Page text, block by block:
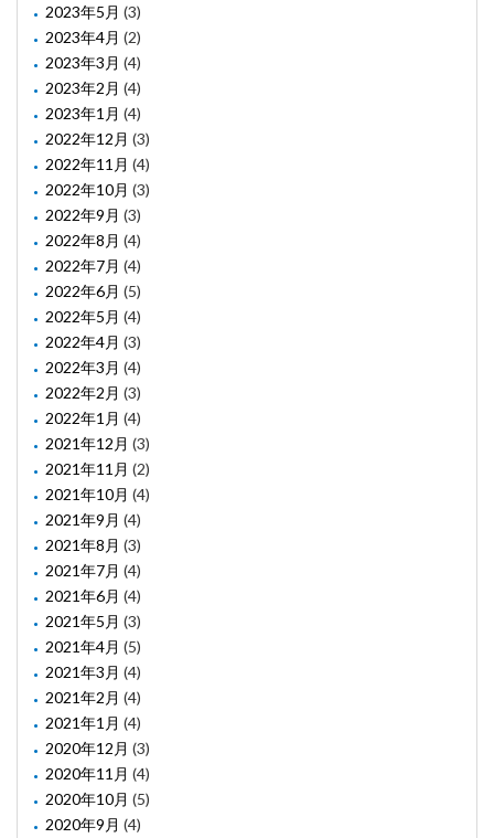
2023年5月 (3)
2023年4月 (2)
2023年3月 (4)
2023年2月 (4)
2023年1月 (4)
2022年12月 (3)
2022年11月 (4)
2022年10月 (3)
2022年9月 (3)
2022年8月 (4)
2022年7月 (4)
2022年6月 (5)
2022年5月 (4)
2022年4月 (3)
2022年3月 (4)
2022年2月 (3)
2022年1月 (4)
2021年12月 (3)
2021年11月 (2)
2021年10月 (4)
2021年9月 (4)
2021年8月 (3)
2021年7月 (4)
2021年6月 (4)
2021年5月 (3)
2021年4月 (5)
2021年3月 (4)
2021年2月 (4)
2021年1月 (4)
2020年12月 (3)
2020年11月 (4)
2020年10月 (5)
2020年9月 (4)